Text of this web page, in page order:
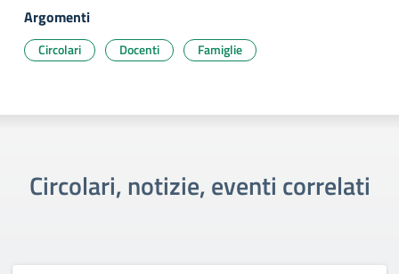
Argomenti
Circolari Docenti Famiglie
Circolari, notizie, eventi correlati